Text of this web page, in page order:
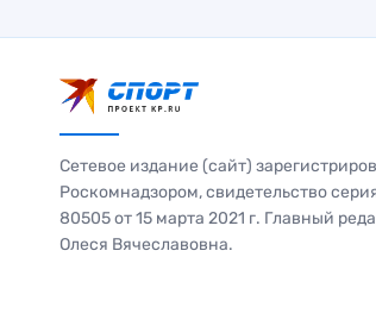
Сетевое издание (сайт)
Роскомнадзором, свидетельство
80505 от 15 марта 2021 г. Главный
Олеся Вячеславовна.